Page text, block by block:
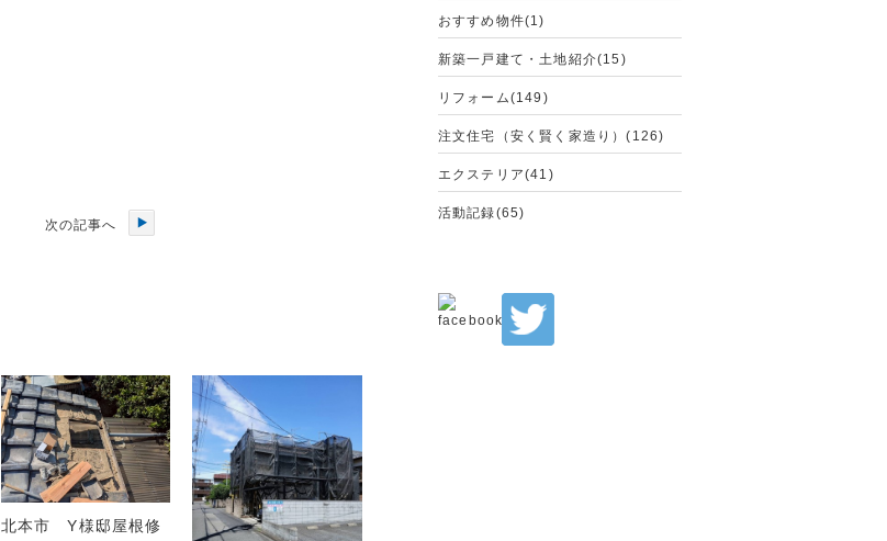
次の記事へ
北本市 Y様邸屋根修
おすすめ物件(1)
新築一戸建て・土地紹介(15)
リフォーム(149)
注文住宅（安く賢く家造り）(126)
エクステリア(41)
活動記録(65)